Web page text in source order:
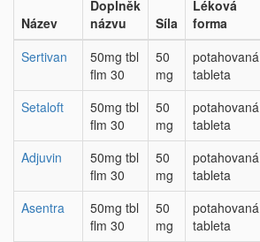
Název
Doplněk
názvu
Síla
Léková
forma
Sertivan
50mg tbl
flm 30
50
mg
potahovaná
tableta
Setaloft
50mg tbl
flm 30
50
mg
potahovaná
tableta
Adjuvin
50mg tbl
flm 30
50
mg
potahovaná
tableta
Asentra
50mg tbl
flm 30
50
mg
potahovaná
tableta